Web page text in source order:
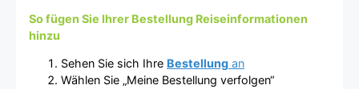
So fügen Sie Ihrer Bestellung Reiseinformationen
hinzu
Sehen Sie sich Ihre Bestellung an
Wählen Sie „Meine Bestellung verfolgen“